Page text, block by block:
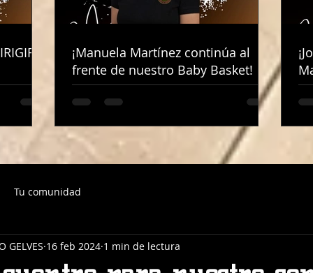
¡Manuela Martínez continúa al
frente de nuestro Baby Basket!
¡Manuela Martínez continúa al
frente de nuestro Baby Basket!
Tu comunidad
GELVES 16 feb 2024 1 min de lectura